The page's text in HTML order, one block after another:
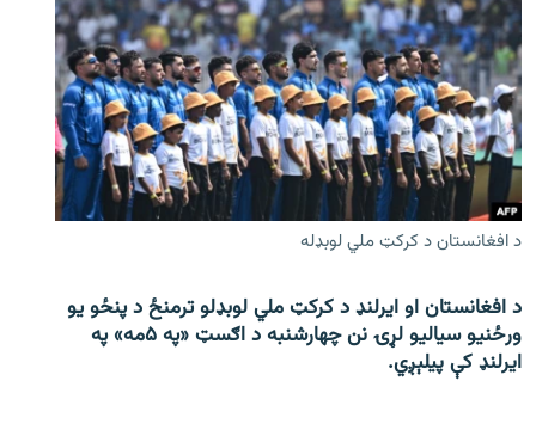
د افغانستان د کرکټ ملي لوبډله
د افغانستان او ایرلنډ د کرکټ ملي لوبډلو ترمنځ د پنځو یو
ورځنیو سیالیو لړۍ نن چهارشنبه د اګسټ «په ۵مه» په
ایرلنډ کې پیلېږي.